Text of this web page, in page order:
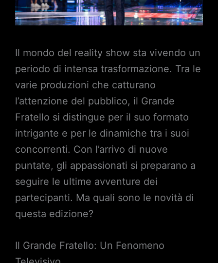
Il mondo del reality show sta vivendo un
periodo di intensa trasformazione. Tra le
varie produzioni che catturano
l’attenzione del pubblico, il Grande
Fratello si distingue per il suo formato
intrigante e per le dinamiche tra i suoi
concorrenti. Con l’arrivo di nuove
puntate, gli appassionati si preparano a
seguire le ultime avventure dei
partecipanti. Ma quali sono le novità di
questa edizione?
Il Grande Fratello: Un Fenomeno